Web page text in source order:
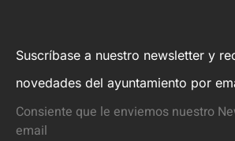
Suscríbase a nuestro newsletter y
novedades del ayuntamiento por
Consiente que le enviemos nuestro
email